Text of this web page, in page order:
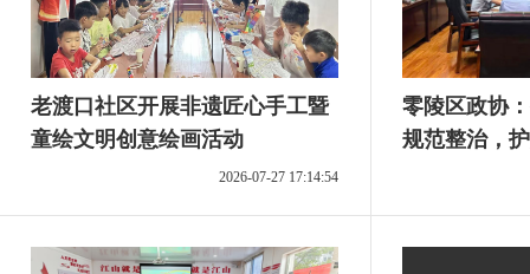
老渡口社区开展非遗匠心手工暨
童绘文明创意绘画活动
2026-07-27 17:14:54
零陵区政协
规范整治，